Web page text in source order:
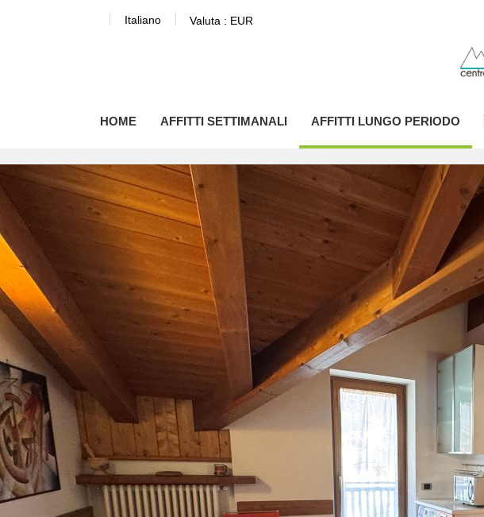
Italiano Valuta : EUR
HOME AFFITTI SETTIMANALI AFFITTI LUNGO PERIODO